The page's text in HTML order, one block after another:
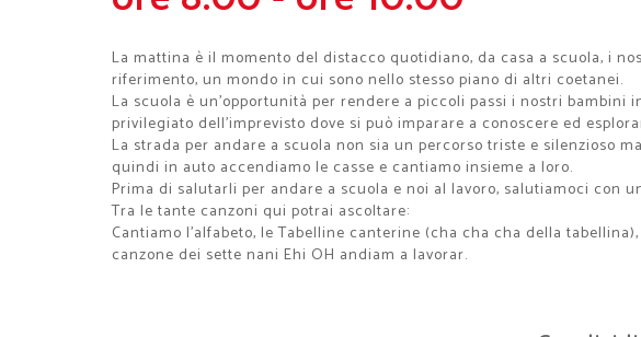
La mattina è il momento del distacco quotidiano, da casa a scuola, i
riferimento, un mondo in cui sono nello stesso piano di altri coetanei.
La scuola è un'opportunità per rendere a piccoli passi i nostri
privilegiato dell'imprevisto dove si può imparare a conoscere ed
La strada per andare a scuola non sia un percorso triste e silenzioso
quindi in auto accendiamo le casse e cantiamo insieme a loro.
Prima di salutarli per andare a scuola e noi al lavoro, salutiamoci con
Tra le tante canzoni qui potrai ascoltare:
Cantiamo l'alfabeto, le Tabelline canterine (cha cha cha della
canzone dei sette nani Ehi OH andiam a lavorar.